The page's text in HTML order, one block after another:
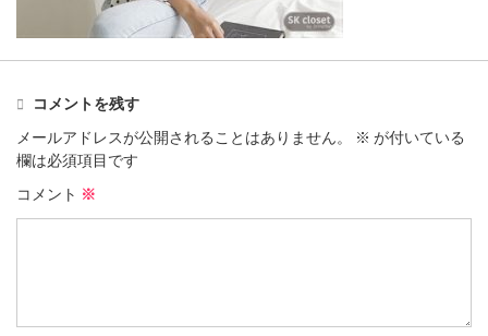
コメントを残す
メールアドレスが公開されることはありません。
※ が付いている
欄は必須項目です
コメント ※